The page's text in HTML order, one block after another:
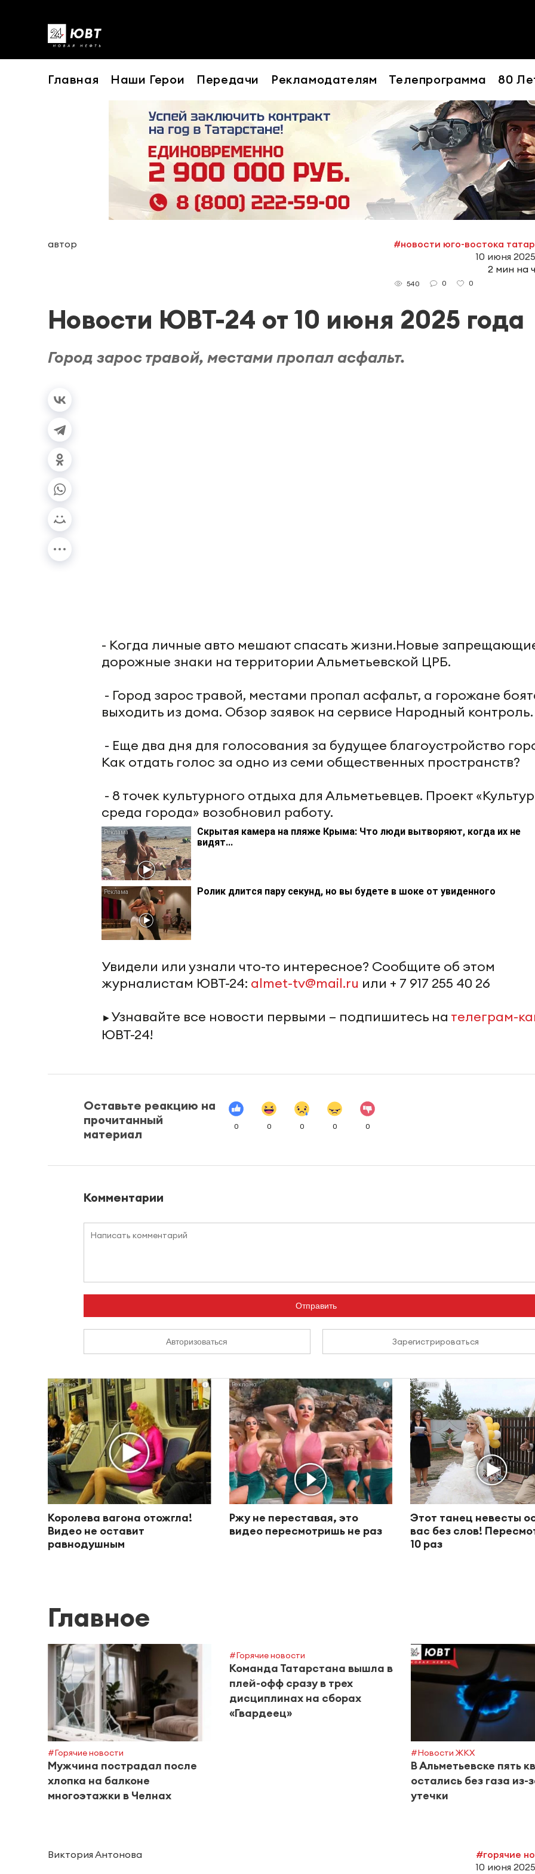
Главная Наши Герои Передачи Рекламодателям Телепрограмма 80
автор
#новости юго-востока
10 июня
2 мин на
540 0 0
Новости ЮВТ-24 от 10 июня 2025 года
Город зарос травой, местами пропал асфальт.
- Когда личные авто мешают спасать жизни.Новые
дорожные знаки на территории Альметьевской ЦРБ.
- Город зарос травой, местами пропал асфальт, а горожане
выходить из дома. Обзор заявок на сервисе Народный контроль.
- Еще два дня для голосования за будущее благоустройство
Как отдать голос за одно из семи общественных пространств?
- 8 точек культурного отдыха для Альметьевцев. Проект
среда города» возобновил работу.
Скрытая камера на пляже Крыма: Что люди вытворяют, когда их не
видят...
Ролик длится пару секунд, но вы будете в шоке от увиденного
Увидели или узнали что-то интересное? Сообщите об этом
журналистам ЮВТ-24: almet-tv@mail.ru или + 7 917 255 40 26
► Узнавайте все новости первыми – подпишитесь на телеграм-
ЮВТ-24!
Оставьте реакцию на
прочитанный
материал
0 0 0 0 0
Комментарии
Отправить
Авторизоваться Зарегистрироваться
i
Королева вагона отожгла!
Видео не оставит
равнодушным
i
Ржу не переставая, это
видео пересмотришь не раз
Этот танец невесты
вас без слов!
10 раз
Главное
#Горячие новости
Мужчина пострадал после
хлопка на балконе
многоэтажки в Челнах
#Горячие новости
Команда Татарстана вышла в
плей-офф сразу в трех
дисциплинах на сборах
«Гвардеец»
#Новости ЖКХ
В Альметьевске пять
остались без газа из-
утечки
Виктория Антонова
#горячие
10 июня